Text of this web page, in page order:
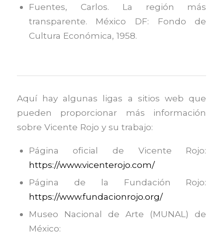
Fuentes, Carlos. La región más
transparente. México DF: Fondo de
Cultura Económica, 1958.
Aquí hay algunas ligas a sitios web que
pueden proporcionar más información
sobre Vicente Rojo y su trabajo:
Página oficial de Vicente Rojo:
https://www.vicenterojo.com/
Página de la Fundación Rojo:
https://www.fundacionrojo.org/
Museo Nacional de Arte (MUNAL) de
México: